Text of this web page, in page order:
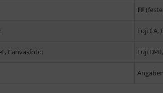
FF
Fuji
Canvasfoto: Fuji